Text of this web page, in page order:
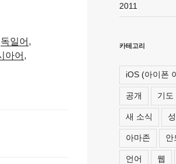
독일어
아어
2011
카테고리
iOS (아이폰
공개 기도
새 소식
아마존 안
언어 웹